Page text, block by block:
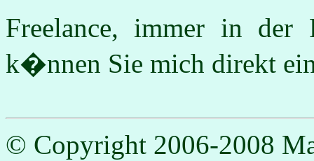
Freelance, immer in der
k�nnen Sie mich direkt
© Copyright 2006-2008